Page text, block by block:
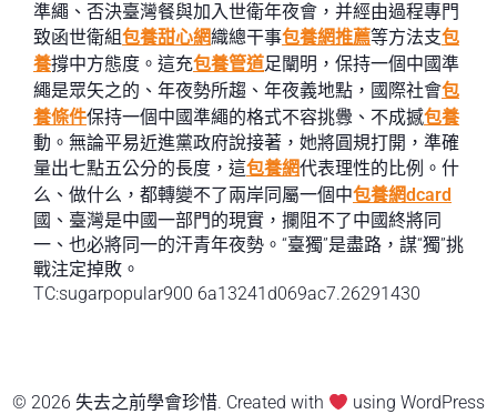
準繩、否決臺灣餐與加入世衛年夜會，并經由過程專門
致函世衛組包養甜心網織總干事包養網推薦等方法支包
養撐中方態度。這充包養管道足闡明，保持一個中國準
繩是眾矢之的、年夜勢所趨、年夜義地點，國際社會包
養條件保持一個中國準繩的格式不容挑釁、不成撼包養
動。無論平易近進黨政府說接著，她將圓規打開，準確
量出七點五公分的長度，這包養網代表理性的比例。什
么、做什么，都轉變不了兩岸同屬一個中包養網dcard
國、臺灣是中國一部門的現實，攔阻不了中國終將同
一、也必將同一的汗青年夜勢。“臺獨”是盡路，謀“獨”挑
戰注定掉敗。
TC:sugarpopular900 6a13241d069ac7.26291430
© 2026 失去之前學會珍惜. Created with
using WordPress